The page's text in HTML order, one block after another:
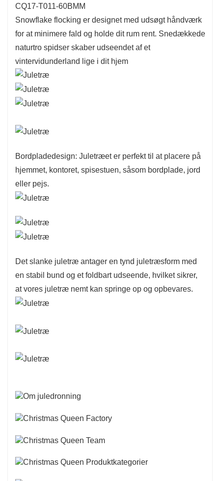
CQ17-T011-60BMM
Snowflake flocking er designet med udsøgt håndværk
for at minimere fald og holde dit rum rent. Snedækkede
naturtro spidser skaber udseendet af et
vintervidunderland lige i dit hjem
Bordpladedesign: Juletræet er perfekt til at placere på
hjemmet, kontoret, spisestuen, såsom bordplade, jord
eller pejs.
Det slanke juletræ antager en tynd juletræsform med
en stabil bund og et foldbart udseende, hvilket sikrer,
at vores juletræ nemt kan springe op og opbevares.